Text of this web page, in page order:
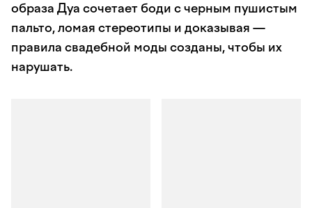
образа Дуа сочетает боди с черным пушистым
пальто, ломая стереотипы и доказывая —
правила свадебной моды созданы, чтобы их
нарушать.